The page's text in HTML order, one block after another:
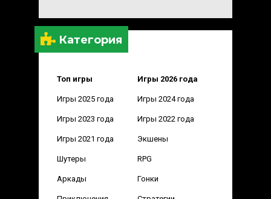
Категория
Топ игры Игры 2026 года
Игры 2025 года Игры 2024 года
Игры 2023 года Игры 2022 года
Игры 2021 года Экшены
Шутеры RPG
Аркады Гонки